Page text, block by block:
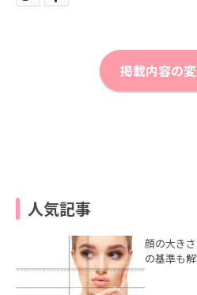
掲載内容の
人気記事
顔の大き
の基準も